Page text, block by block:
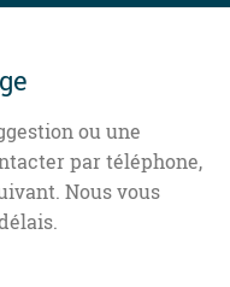
ou une
par téléphone,
Nous vous